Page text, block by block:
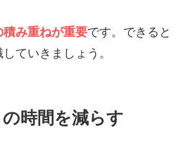
積み重ねが重要です。できると
ていきましょう。
時間を減らす